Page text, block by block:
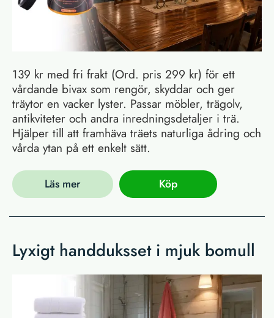
139 kr med fri frakt (Ord. pris 299 kr) för ett
vårdande bivax som rengör, skyddar och ger
träytor en vacker lyster. Passar möbler, trägolv,
antikviteter och andra inredningsdetaljer i trä.
Hjälper till att framhäva träets naturliga ådring och
vårda ytan på ett enkelt sätt.
Läs mer Köp
Lyxigt handduksset i mjuk bomull